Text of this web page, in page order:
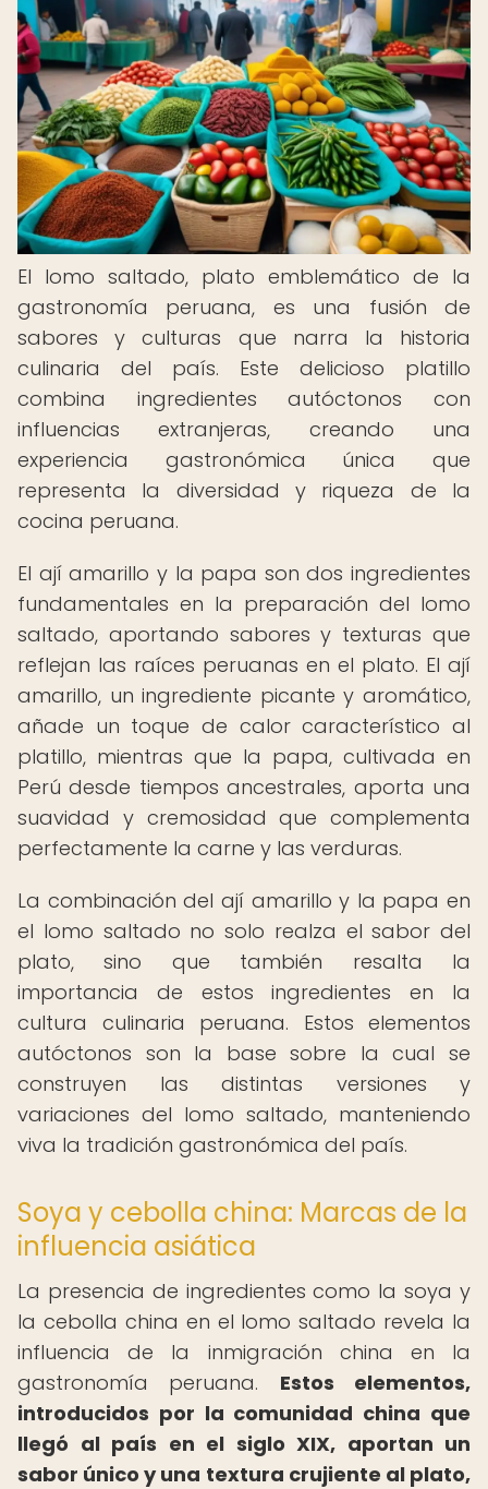
El lomo saltado, plato emblemático de la
gastronomía peruana, es una fusión de
sabores y culturas que narra la historia
culinaria del país. Este delicioso platillo
combina ingredientes autóctonos con
influencias extranjeras, creando una
experiencia gastronómica única que
representa la diversidad y riqueza de la
cocina peruana.
El ají amarillo y la papa son dos ingredientes
fundamentales en la preparación del lomo
saltado, aportando sabores y texturas que
reflejan las raíces peruanas en el plato. El ají
amarillo, un ingrediente picante y aromático,
añade un toque de calor característico al
platillo, mientras que la papa, cultivada en
Perú desde tiempos ancestrales, aporta una
suavidad y cremosidad que complementa
perfectamente la carne y las verduras.
La combinación del ají amarillo y la papa en
el lomo saltado no solo realza el sabor del
plato, sino que también resalta la
importancia de estos ingredientes en la
cultura culinaria peruana. Estos elementos
autóctonos son la base sobre la cual se
construyen las distintas versiones y
variaciones del lomo saltado, manteniendo
viva la tradición gastronómica del país.
Soya y cebolla china: Marcas de la
influencia asiática
La presencia de ingredientes como la soya y
la cebolla china en el lomo saltado revela la
influencia de la inmigración china en la
gastronomía peruana. Estos elementos,
introducidos por la comunidad china que
llegó al país en el siglo XIX, aportan un
sabor único y una textura crujiente al plato,